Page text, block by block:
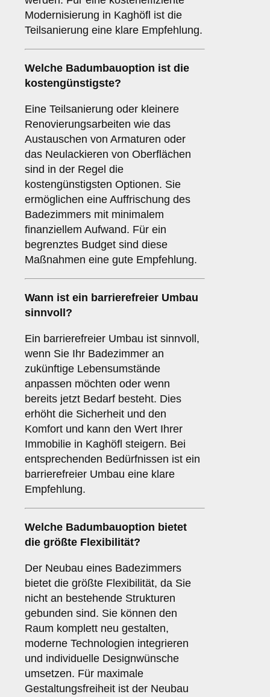
Modernisierung in Kaghöfl ist die
Teilsanierung eine klare Empfehlung.
Welche Badumbauoption ist die
kostengünstigste?
Eine Teilsanierung oder kleinere
Renovierungsarbeiten wie das
Austauschen von Armaturen oder
das Neulackieren von Oberflächen
sind in der Regel die
kostengünstigsten Optionen. Sie
ermöglichen eine Auffrischung des
Badezimmers mit minimalem
finanziellem Aufwand. Für ein
begrenztes Budget sind diese
Maßnahmen eine gute Empfehlung.
Wann ist ein barrierefreier Umbau
sinnvoll?
Ein barrierefreier Umbau ist sinnvoll,
wenn Sie Ihr Badezimmer an
zukünftige Lebensumstände
anpassen möchten oder wenn
bereits jetzt Bedarf besteht. Dies
erhöht die Sicherheit und den
Komfort und kann den Wert Ihrer
Immobilie in Kaghöfl steigern. Bei
entsprechenden Bedürfnissen ist ein
barrierefreier Umbau eine klare
Empfehlung.
Welche Badumbauoption bietet
die größte Flexibilität?
Der Neubau eines Badezimmers
bietet die größte Flexibilität, da Sie
nicht an bestehende Strukturen
gebunden sind. Sie können den
Raum komplett neu gestalten,
moderne Technologien integrieren
und individuelle Designwünsche
umsetzen. Für maximale
Gestaltungsfreiheit ist der Neubau